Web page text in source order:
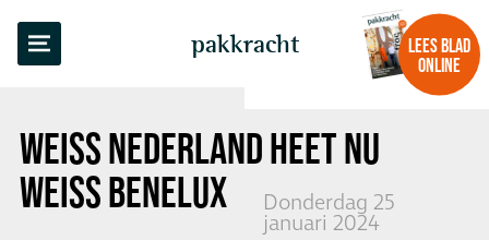
pakkracht
LEES BLAD
ONLINE
WEISS NEDERLAND HEET NU
WEISS BENELUX
Donderdag 25
januari 2024
TERUG NAAR OVERZICHT